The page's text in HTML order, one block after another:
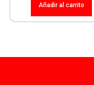
Añadir al carrito